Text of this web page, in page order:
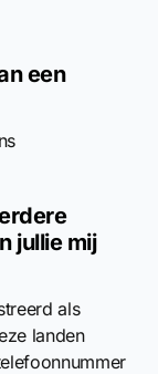
een
jullie mij
als
landen